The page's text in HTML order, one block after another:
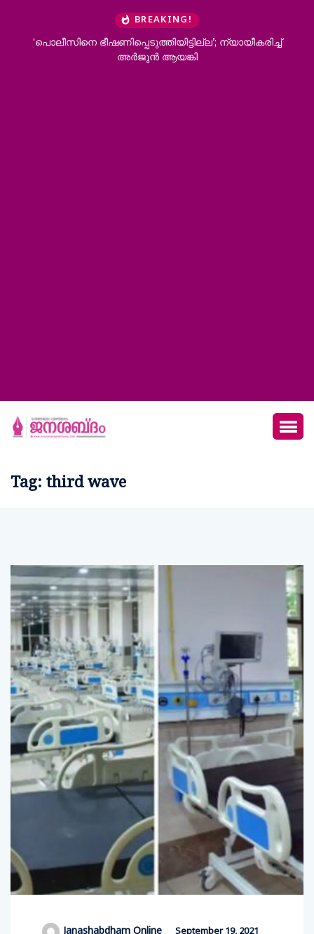
BREAKING!
‘പൊലീസിനെ ഭീഷണിപ്പെടുത്തിയിട്ടില്ല’; ന്യായീകരിച്ച്
അര്‍ജുന്‍ ആയങ്കി
Tag: third wave
Janashabdham Online September 19, 2021